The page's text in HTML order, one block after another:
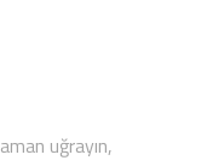
uğrayın,